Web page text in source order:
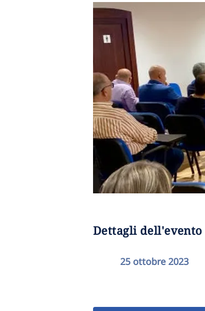
Dettagli dell'evento
25 ottobre 2023